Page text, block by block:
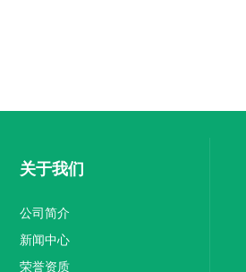
关于我们
公司简介
新闻中心
荣誉资质